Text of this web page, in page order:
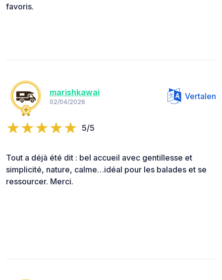
favoris.
marishkawai
02/04/2026
Vertalen
5/5
Tout a déjà été dit : bel accueil avec gentillesse et
simplicité, nature, calme…idéal pour les balades et se
ressourcer. Merci.